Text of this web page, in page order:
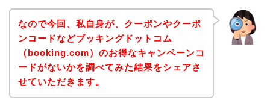
なので今回、私自身が、クーポンやクーポ
ンコードなどブッキングドットコム
（booking.com）のお得なキャンペーンコ
ードがないかを調べてみた結果をシェアさ
せていただきます。